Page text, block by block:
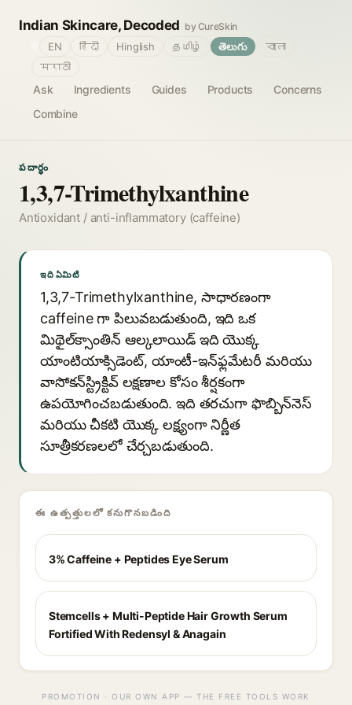
Indian Skincare, Decoded by CureSkin
Ask Ingredients Guides Products
Concerns
Combine
EN हिंदी Hinglish தமிழ் తెలుగు
বাংলা
मराठी
పదార్థం
1,3,7-Trimethylxanthine
Antioxidant / anti-inflammatory (caffeine)
ఇది ఏమిటి
1,3,7-Trimethylxanthine, సాధారణంగా
caffeine గా పిలువబడుతుంది, ఇది ఒక
మిథైల్‌క్సాంతిన్ ఆల్కలాయిడ్ ఇది యొక్క
యాంటియాక్సిడెంట్, యాంటీ-ఇన్‌ఫ్లమేటరీ మరియు
వాసోకన్‌స్ట్రిక్టివ్ లక్షణాల కోసం శీర్షకంగా
ఉపయోగించబడుతుంది. ఇది తరచుగా ఫొబ్బిన్‌నెస్
మరియు చీకటి యొక్క లక్ష్యంగా నిర్ణీత
సూత్రీకరణలలో చేర్చబడుతుంది.
ఈ ఉత్పత్తులలో కనుగొనబడింది
3% Caffeine + Peptides Eye Serum
Stemcells + Multi-Peptide Hair Growth Serum
Fortified With Redensyl & Anagain
PROMOTION · OUR OWN APP — THE FREE TOOLS WORK